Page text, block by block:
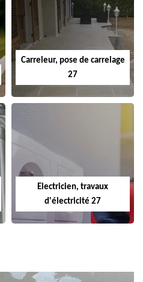
Carreleur, pose de carrelage
27
Electricien, travaux
d'électricité 27